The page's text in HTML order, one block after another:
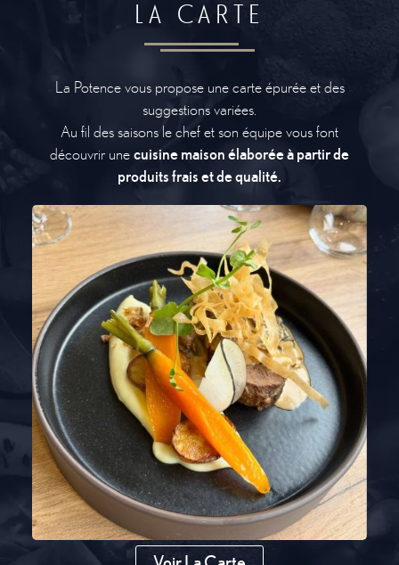
LA CARTE
La Potence vous propose une carte épurée et des
suggestions variées.
Au fil des saisons le chef et son équipe vous font
découvrir unecuisine maison élaborée à partir de
produits frais et de qualité.